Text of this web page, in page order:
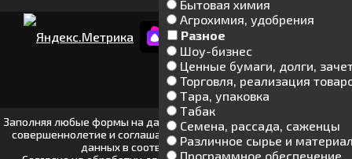
Бытовая химия
Агрохимия, удобрения
Разное
Шоу-бизнес
Ценные бумаги, долги,
Торговля, реализация
Тара, упаковка
Табак
Семена, рассада, саженцы
Различное сырье и
Программное обеспечение
© Шипуново инфо. 2013-2026
Заполняя любые формы на данном сайте вы подтверждаете свое
совершеннолетие и соглашаетесь на обработку персональных
данных в соответствии сУсловиями.